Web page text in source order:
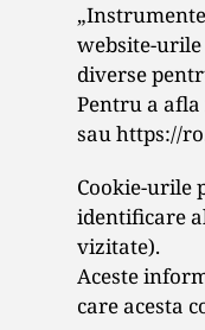
website-
diverse
Pentru a
sau https://
Cookie-urile
identificare
vizitate).
Aceste
care acesta